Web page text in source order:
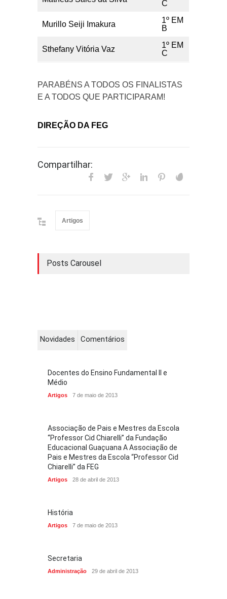
C
Murillo Seiji Imakura
1º EM
B
Sthefany Vitória Vaz
1º EM
C
PARABÉNS A TODOS OS FINALISTAS
E A TODOS QUE PARTICIPARAM!
DIREÇÃO DA FEG
Compartilhar:
Artigos
Posts Carousel
Novidades Comentários
Docentes do Ensino Fundamental II e
Médio
Artigos 7 de maio de 2013
Associação de Pais e Mestres da Escola
“Professor Cid Chiarelli” da Fundação
Educacional Guaçuana A Associação de
Pais e Mestres da Escola “Professor Cid
Chiarelli” da FEG
Artigos 28 de abril de 2013
História
Artigos 7 de maio de 2013
Secretaria
Administração 29 de abril de 2013